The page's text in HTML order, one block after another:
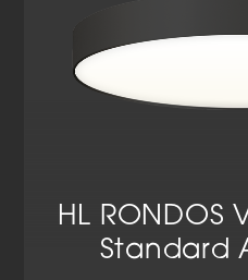
HL RONDOS
Standard